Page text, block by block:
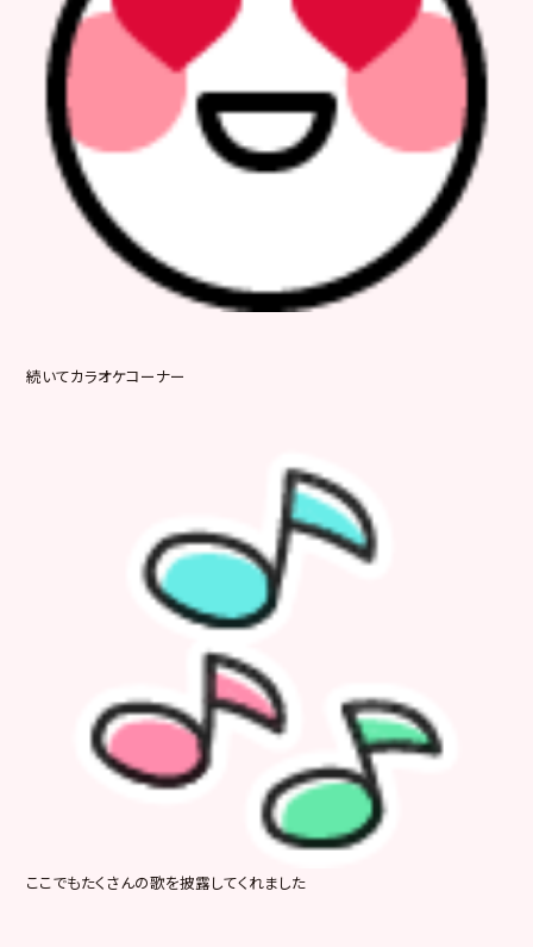
続いてカラオケコーナー
ここでもたくさんの歌を披露してくれました